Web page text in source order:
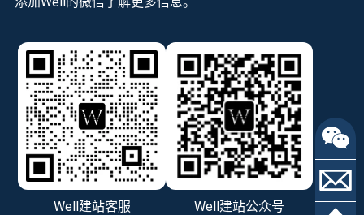
Well建站客服 Well建站公众号